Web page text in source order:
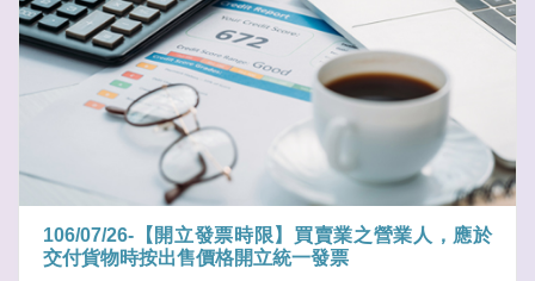
106/07/26-【開立發票時限】買賣業之營業人，應於
交付貨物時按出售價格開立統一發票